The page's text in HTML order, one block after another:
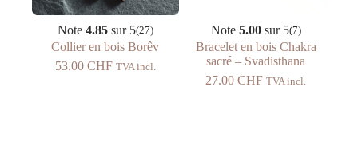
Note 4.85sur 5(27)
Collier en bois Borêv
53.00 CHF TVA incl.
Note 5.00sur 5(7)
Bracelet en bois Chakra
sacré – Svadisthana
27.00CHF TVA incl.